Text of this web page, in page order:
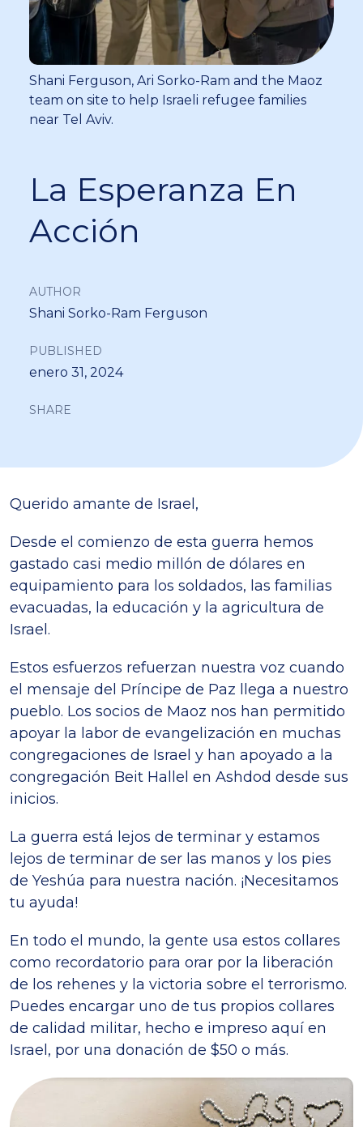
Shani Ferguson, Ari Sorko-Ram and the Maoz
team on site to help Israeli refugee families
near Tel Aviv.
La Esperanza En
Acción
AUTHOR
Shani Sorko-Ram Ferguson
PUBLISHED
enero 31, 2024
SHARE
Querido amante de Israel,
Desde el comienzo de esta guerra hemos
gastado casi medio millón de dólares en
equipamiento para los soldados, las familias
evacuadas, la educación y la agricultura de
Israel.
Estos esfuerzos refuerzan nuestra voz cuando
el mensaje del Príncipe de Paz llega a nuestro
pueblo. Los socios de Maoz nos han permitido
apoyar la labor de evangelización en muchas
congregaciones de Israel y han apoyado a la
congregación Beit Hallel en Ashdod desde sus
inicios.
La guerra está lejos de terminar y estamos
lejos de terminar de ser las manos y los pies
de Yeshúa para nuestra nación. ¡Necesitamos
tu ayuda!
En todo el mundo, la gente usa estos collares
como recordatorio para orar por la liberación
de los rehenes y la victoria sobre el terrorismo.
Puedes encargar uno de tus propios collares
de calidad militar, hecho e impreso aquí en
Israel, por una donación de $50 o más.